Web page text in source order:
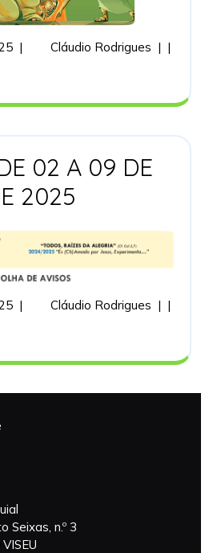
1
2025
| Cláudio Rodrigues | |
02 A 09 DE
2025
DE
02
09
MARÇO
DE
1 | Cláudio RodriguesSEMANA
DE
| |
Seixas, n.º 3